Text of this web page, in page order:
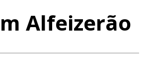
Alfeizerão